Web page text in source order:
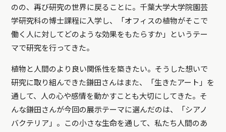
のの、再び研究の世界に戻ることに。千葉大学大学院園芸
学研究科の博士課程に入学し、「オフィスの植物がそこで
働く人に対してどのような効果をもたらすか」というテー
マで研究を行ってきた。
植物と人間のより良い関係性を築きたい。そうした想いで
研究に取り組んできた鎌田さんはまた、「生きたアート」を
通して、人の心や感情を動かすことも大切にしてきた。そ
んな鎌田さんが今回の展示テーマに選んだのは、「シアノ
バクテリア」。この小さな生命を通して、私たち人間のあ